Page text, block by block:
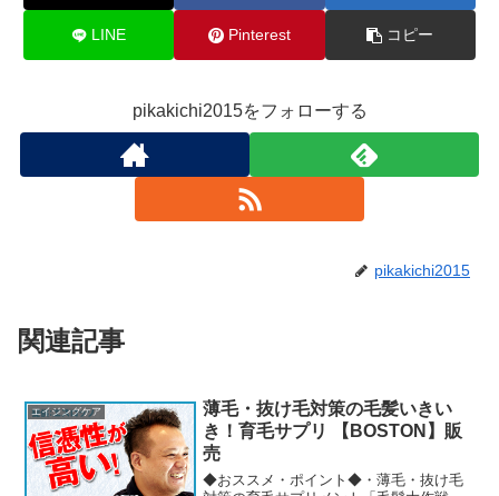
LINE Pinterest コピー
pikakichi2015をフォローする
pikakichi2015
関連記事
エイジングケア
薄毛・抜け毛対策の毛髪いきい
き！育毛サプリ 【BOSTON】販
売
◆おススメ・ポイント◆・薄毛・抜け毛